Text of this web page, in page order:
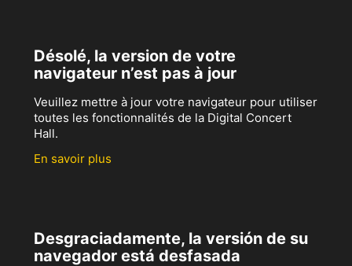
Désolé, la version de votre
navigateur n’est pas à jour
Veuillez mettre à jour votre navigateur pour utiliser
toutes les fonctionnalités de la Digital Concert
Hall.
En savoir plus
Desgraciadamente, la versión de su
navegador está desfasada